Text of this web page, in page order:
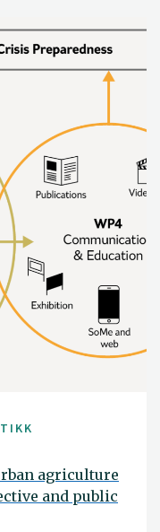
agriculture
and public